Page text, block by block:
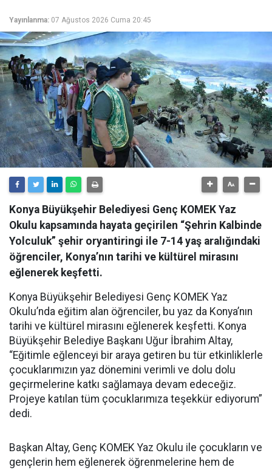
Yayınlanma: 07 Ağustos 2026 Cuma 20:45
Konya Büyükşehir Belediyesi Genç KOMEK Yaz
Okulu kapsamında hayata geçirilen “Şehrin Kalbinde
Yolculuk” şehir oryantiringi ile 7-14 yaş aralığındaki
öğrenciler, Konya’nın tarihi ve kültürel mirasını
eğlenerek keşfetti.
Konya Büyükşehir Belediyesi Genç KOMEK Yaz
Okulu’nda eğitim alan öğrenciler, bu yaz da Konya’nın
tarihi ve kültürel mirasını eğlenerek keşfetti. Konya
Büyükşehir Belediye Başkanı Uğur İbrahim Altay,
“Eğitimle eğlenceyi bir araya getiren bu tür etkinliklerle
çocuklarımızın yaz dönemini verimli ve dolu dolu
geçirmelerine katkı sağlamaya devam edeceğiz.
Projeye katılan tüm çocuklarımıza teşekkür ediyorum”
dedi.
Başkan Altay, Genç KOMEK Yaz Okulu ile çocukların ve
gençlerin hem eğlenerek öğrenmelerine hem de